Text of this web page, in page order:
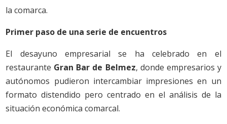
la comarca.
Primer paso de una serie de encuentros
El desayuno empresarial se ha celebrado en el
restaurante Gran Bar de Belmez, donde empresarios y
autónomos pudieron intercambiar impresiones en un
formato distendido pero centrado en el análisis de la
situación económica comarcal.